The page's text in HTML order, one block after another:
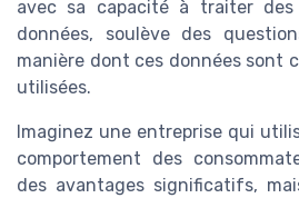
avec sa capacité à traiter des
données, soulève des
manière dont ces données sont
utilisées.
Imaginez une entreprise qui
comportement des
des avantages significatifs,